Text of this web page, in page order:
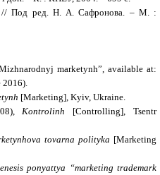
// Под ред. Н. А. Сафронова. – М. :
marketynh”, available at:
2016).
[Marketing], Kyiv, Ukraine.
Kontrolinh [Controlling], Tsentr
tovarna polityka [Marketing
ponyattya “marketing trademark